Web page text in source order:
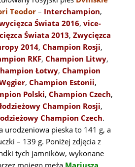
Teodor– Interchampion,
Świata 2016, vice-
Świata 2013,Zwycięzca
2014,Champion Rosji,
RKF, Champion Litwy,
Łotwy, Champion
, Champion Estonii,
Polski, Champion Czech,
Champion Rosji,
Champion Czech.
urodzeniowa pieska to 141 g, a
– 139 g. Poniżej zdjęcia z
tych jamników, wykonane
mojego mężaMariusza